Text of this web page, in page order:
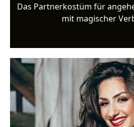
Das Partnerkostüm für
mit magischer